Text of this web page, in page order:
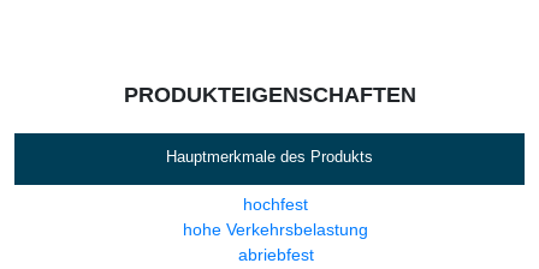
PRODUKTEIGENSCHAFTEN
Hauptmerkmale des Produkts
hochfest
hohe Verkehrsbelastung
abriebfest